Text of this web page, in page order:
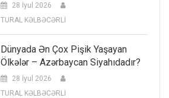
28 İyul 2026
TURAL KƏLBƏCƏRLİ
Dünyada Ən Çox Pişik Yaşayan
Ölkələr – Azərbaycan Siyahıdadır?
28 İyul 2026
TURAL KƏLBƏCƏRLİ